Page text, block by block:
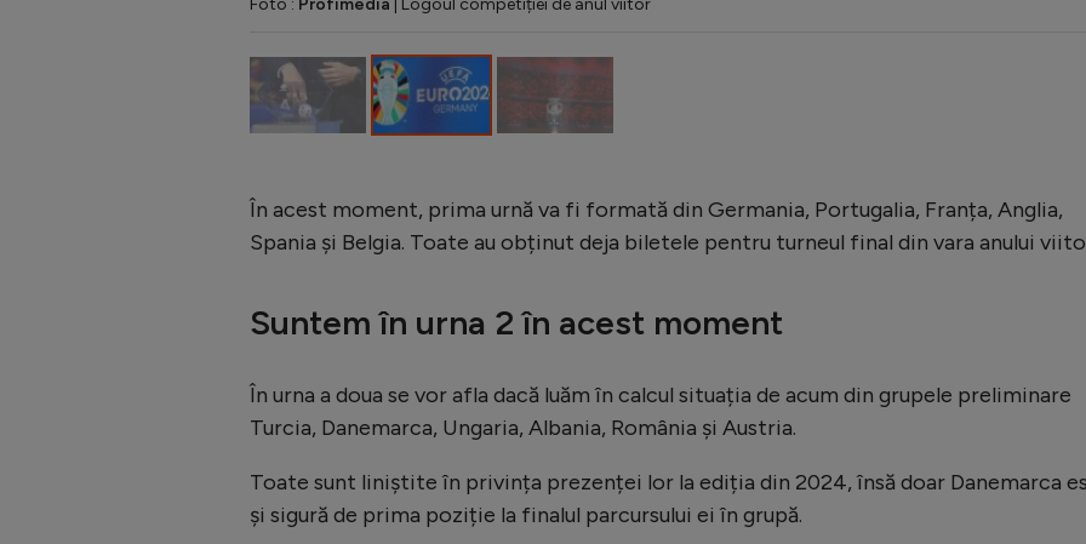
Foto : Profimedia | Logoul competiției de anul viitor
În acest moment, prima urnă va fi formată din Germania, Portugalia, Franța, Anglia,
Spania și Belgia. Toate au obținut deja biletele pentru turneul final din vara anului
Suntem în urna 2 în acest moment
În urna a doua se vor afla dacă luăm în calcul situația de acum din grupele preliminare
Turcia, Danemarca, Ungaria, Albania, România și Austria.
Toate sunt liniștite în privința prezenței lor la ediția din 2024, însă doar Danemarca
și sigură de prima poziție la finalul parcursului ei în grupă.